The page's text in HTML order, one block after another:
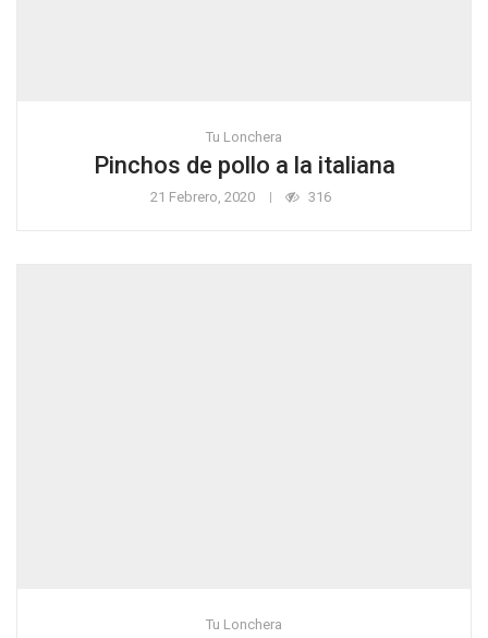
Tu Lonchera
Pinchos de pollo a la italiana
21 Febrero, 2020 316
Tu Lonchera